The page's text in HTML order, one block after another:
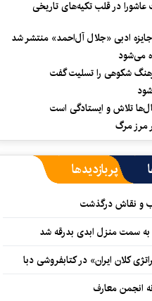
عاشورا در قلب تکیه‌های تاریخی
ادبی «جلال آل‌احمد» منتشر شد
می‌شود
شکوهی را تسلیت گفت
تلاش و ایستادگی است
مرز مرگ
پربازدیدها
و نقاش درگذشت
به سمت منزل ابدی بدرقه شد
کلان ایران» در کتابفروشی دبا
انجمن معارف